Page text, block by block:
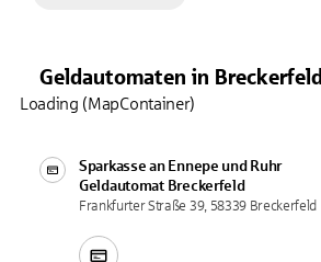
Geldautomaten in Breckerfeld
Sparkasse an Ennepe und Ruhr
Geldautomat Breckerfeld
Frankfurter Straße 39, 58339 Breckerfeld
Loading (MapContainer)